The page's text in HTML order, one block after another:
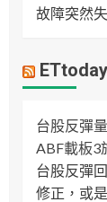
故障突然
台股反彈
ABF載板3
台股反彈
修正，或